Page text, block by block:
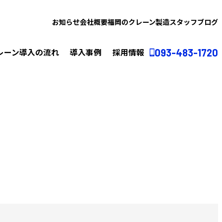
お知らせ会社概要福岡のクレーン製造スタッフブログ
ーン導入の流れ 導入事例 採用情報 093-483-1720
ホーム 導入事例